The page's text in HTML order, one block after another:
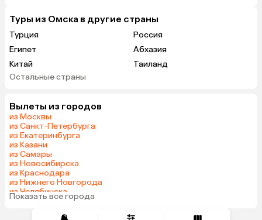
Туры из Омска в другие страны
Турция
Россия
Египет
Абхазия
Китай
Таиланд
Вьетнам
Беларусь
Шри-Ланка
Азербайджан
Сербия
Киргизия
Саудовская Аравия
Венгрия
Остальные страны
Вылеты из городов
из Москвы
из Санкт-Петербурга
из Екатеринбурга
из Казани
из Самары
из Новосибирска
из Краснодара
из Нижнего Новгорода
из Челябинска
из Тюмени
Показать все города